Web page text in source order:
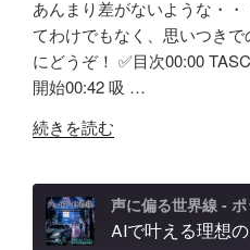
＆
ノ
イ
キ
ャ
効
果
と
ん
な
製
品？
ポ
ド
キ
ャ
Amazon
RSS
RSS FEED
SHARE
LINK
EMBED
あんまり差がないような・
てわけでもなく、思いつき
にどうぞ！ ✅️目次00:00
開始00:42 吸 …
"吸
ボ
ッ
ク
続きを読む
声に偏る世界線 -